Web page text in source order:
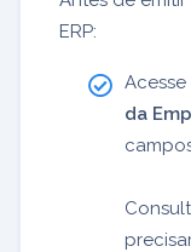
ERP:
Acesse
da